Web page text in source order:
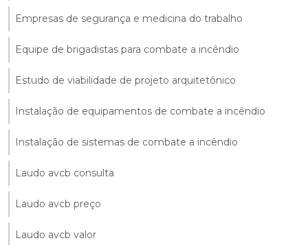
Empresas de segurança e medicina do trabalho
Equipe de brigadistas para combate a incêndio
Estudo de viabilidade de projeto arquitetônico
Instalação de equipamentos de combate a incêndio
Instalação de sistemas de combate a incêndio
Laudo avcb consulta
Laudo avcb preço
Laudo avcb valor